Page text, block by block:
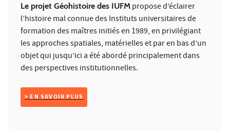
Le projet Géohistoire des IUFM propose d’éclairer
l’histoire mal connue des Instituts universitaires de
formation des maîtres initiés en 1989, en privilégiant
les approches spatiales, matérielles et par en bas d’un
objet qui jusqu’ici a été abordé principalement dans
des perspectives institutionnelles.
> EN SAVOIR PLUS